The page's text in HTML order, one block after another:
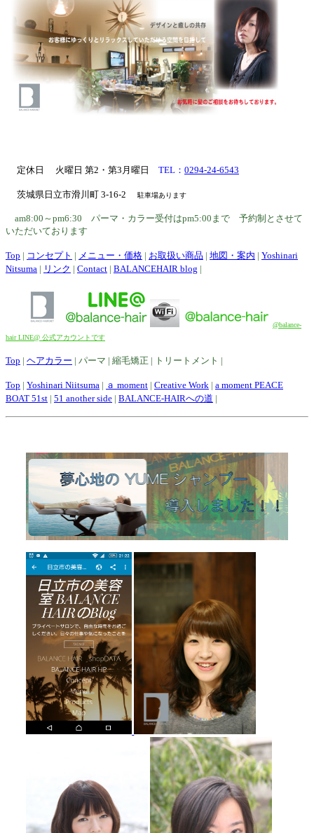
定休日 火曜日 第2・第3月曜日 TEL： 0294-24-6543
茨城県日立市滑川町 3-16-2 駐車場あります
am8:00～pm6:30 パーマ・カラー受付はpm5:00まで 予約制とさせて
いただいております
Top | コンセプト | メニュー・価格 | お取扱い商品 | 地図・案内 | Yoshinari
Nitsuma | リンク | Contact | BALANCEHAIR blog |
@balance-
hair LINE@ 公式アカウントです
Top | ヘアカラー | パーマ | 縮毛矯正 | トリートメント |
Top | Yoshinari Niitsuma | ａ moment | Creative Work | a moment PEACE
BOAT 51st | 51 another side | BALANCE-HAIRへの道 |